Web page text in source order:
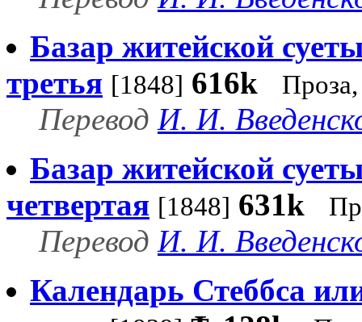
Базар житейской
третья [1848] 616k
Перевод И. И.
Базар житейской
четвертая [1848] 631k
Перевод И. И.
Календарь Стеббса